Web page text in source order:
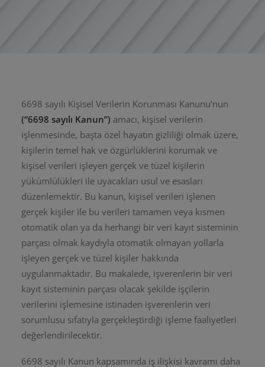
6698 sayılı Kişisel Verilerin Korunması Kanunu’nun
(“6698 sayılı Kanun”) amacı, kişisel verilerin
işlenmesinde, başta özel hayatın gizliliği olmak üzere,
kişilerin temel hak ve özgürlüklerini korumak ve
kişisel verileri işleyen gerçek ve tüzel kişilerin
yükümlülükleri ile uyacakları usul ve esasları
düzenlemektir. Bu kanun, kişisel verileri işlenen
gerçek kişiler ile bu verileri tamamen veya kısmen
otomatik olan ya da herhangi bir veri kayıt sisteminin
parçası olmak kaydıyla otomatik olmayan yollarla
işleyen gerçek ve tüzel kişiler hakkında
uygulanmaktadır. Bu makalede, işverenlerin bir veri
kayıt sisteminin parçası olacak şekilde işçilerin
verilerini işlemesine istinaden işverenlerin veri
sorumlusu sıfatıyla gerçekleştirdiği işleme faaliyetleri
değerlendirilecektir.
6698 sayılı Kanun kapsamında iş ilişkisi kavramı daha